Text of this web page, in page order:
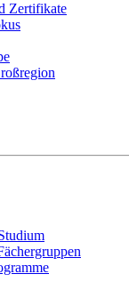
Zertifikate